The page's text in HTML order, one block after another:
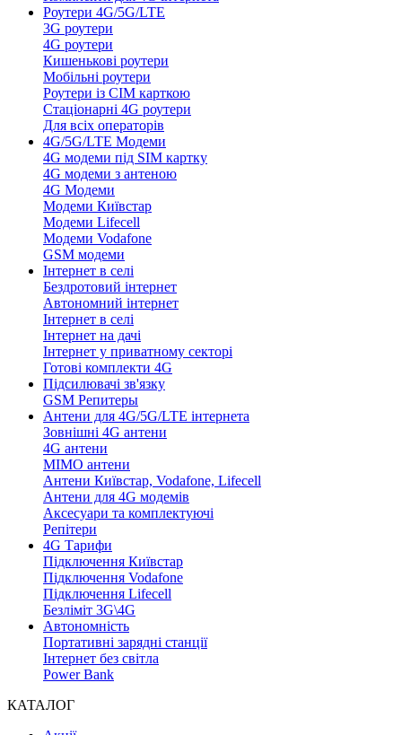
Роутери 4G/5G/LTE
3G роутери
4G роутери
Кишенькові роутери
Мобільні роутери
Роутери із СІМ карткою
Стаціонарні 4G роутери
Для всіх операторів
4G/5G/LTE Модеми
4G модеми під SIM картку
4G модеми з антеною
4G Модеми
Модеми Київстар
Модеми Lifecell
Модеми Vodafone
GSM модеми
Інтернет в селі
Бездротовий інтернет
Автономний інтернет
Інтернет в селі
Інтернет на дачі
Інтернет у приватному секторі
Готові комплекти 4G
Підсилювачі зв'язку
GSM Репитеры
Антени для 4G/5G/LTE інтернета
Зовнішні 4G антени
4G антени
MIMO антени
Антени Київстар, Vodafone, Lifecell
Антени для 4G модемів
Аксесуари та комплектуючі
Репітери
4G Тарифи
Підключення Київстар
Підключення Vodafone
Підключення Lifecell
Безліміт 3G\4G
Автономність
Портативні зарядні станції
Інтернет без світла
Power Bank
КАТАЛОГ